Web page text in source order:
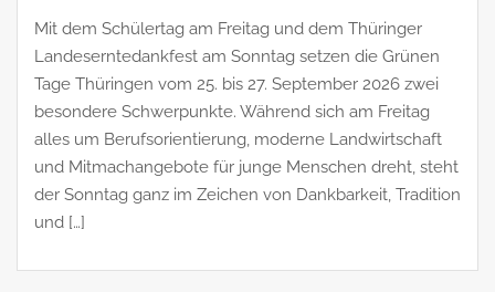
Mit dem Schülertag am Freitag und dem Thüringer
Landeserntedankfest am Sonntag setzen die Grünen
Tage Thüringen vom 25. bis 27. September 2026 zwei
besondere Schwerpunkte. Während sich am Freitag
alles um Berufsorientierung, moderne Landwirtschaft
und Mitmachangebote für junge Menschen dreht, steht
der Sonntag ganz im Zeichen von Dankbarkeit, Tradition
und […]